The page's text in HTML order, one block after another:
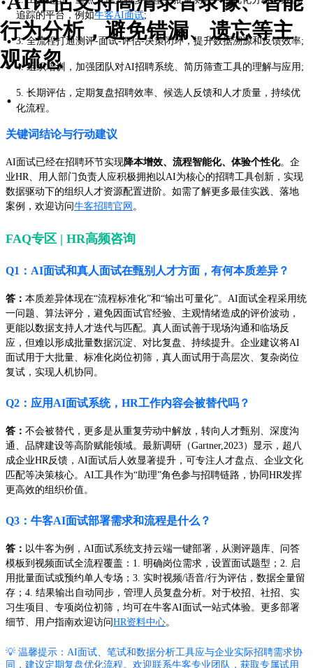
行为分析，避免错漏、遗忘等主
观疏忽
· 追踪的平台，例如牛客AI面试;
· 3. 全流程打通测评-面试-评估-决策闭环，提升数据溯源和反馈效率;
· 4. 组织培训，加强团队对AI招聘系统、简历筛查工具的理解与应用;
· 5. 长期评估，定期复盘招聘效率、候选人反馈和人才质量，持续优
化流程。
关键词结论与行动建议
AI面试已经在招聘环节实现降本增效、流程智能化、体验个性化。企
业HR、用人部门负责人应积极拥抱以AI为核心的招聘工具创新，实现
数据驱动下的组织人才资源配置进阶。如需了解更多最佳实践、落地
案例，欢迎访问牛客招聘官网 。
FAQ专区 | HR高频咨询
Q1：AI面试和真人面试在甄别人才方面，有何本质差异？
答： 本质差异体现在“流程标准化”和“输出可量化”。AI面试全程采用统
一问题、算法评分，避免因面试官经验、主观情绪造成的评价波动，
更能以数据支持人才迭代与匹配。真人面试善于现场沟通和临场反
应，但难以形成批量数据沉淀、对比复盘、持续提升。企业建议将AI
面试用于大批量、标准化岗位初筛，真人面试用于高层次、复杂岗位
复试，实现人机协同。
Q2：应用AI面试系统，HR工作内容会被替代吗？
答： 不会被替代，更多是从重复劳动中解放，转向人才甄别、深度沟
通、品牌建设等高阶赋能领域。最新调研（Gartner,2023）显示，超八
成企业HR反馈，AI面试后人效显著提升，可专注人才盘点、企业文化
匹配等决策核心。AI工具作为“助理”角色参与招聘链路，协同HR发挥
更高效的组织价值。
Q3：牛客AI面试部署需求和流程是什么？
答： 以牛客为例，AI面试系统支持云端一键部署，从测评题库、问答
模板到视频面试全流程覆盖：1. 明确岗位需求，设置面试题型；2. 启
用批量面试或预约单人专场；3. 实时视频/语音/行为评估，数据全量留
存；4. 结果输出自动同步，管理人员复盘分析。对于校招、社招、实
习生项目、专项岗位初筛，均可在牛客AI面试一站式体验。更多部署
细节、用户指南欢迎访问HR资料中心。
💡 温馨提示：AI面试、笔试和数据分析工具应与企业实际招聘需求协
同，建议定期复盘优化流程。欢迎联系牛客专业团队 ，获取专属试用